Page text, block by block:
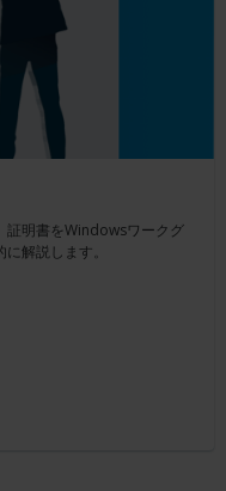
証明書をWindowsワークグ
解説します。